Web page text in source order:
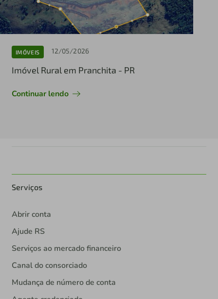
IMÓVEIS 12/05/2026
Imóvel Rural em Pranchita - PR
Continuar lendo
Serviços
Abrir conta
Ajude RS
Serviços ao mercado financeiro
Canal do consorciado
Mudança de número de conta